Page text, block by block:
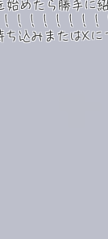
始めたら勝手に
！！！！！！
ち込みまたはX